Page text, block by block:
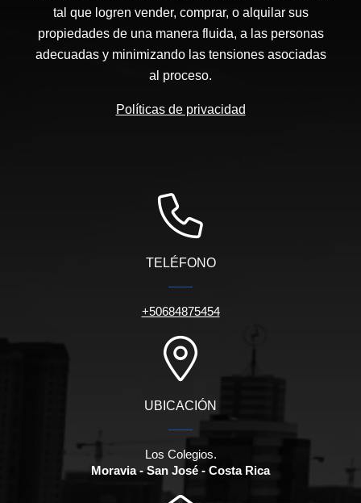
tal que logren vender, comprar, o alquilar sus
propiedades de una manera fluida, a las personas
adecuadas y minimizando las tensiones asociadas
al proceso.
Políticas de privacidad
TELÉFONO
+50684875454
UBICACIÓN
Los Colegios.
Moravia - San José - Costa Rica